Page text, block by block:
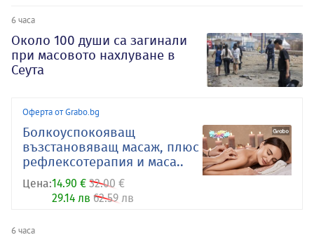
6 часа
Около 100 души са загинали
при масовото нахлуване в
Сеута
Оферта от Grabo.bg
Болкоуспокояващ
възстановяващ масаж, плюс
рефлексотерапия и маса..
Цена:14.90 € 32.00 €
29.14 лв 62.59 лв
6 часа